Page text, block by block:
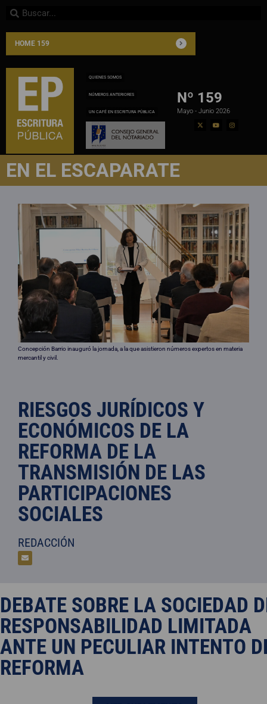
HOME 159
QUIENES SOMOS
NÚMEROS ANTERIORES
UN CAFÉ EN ESCRITURA PÚBLICA
Nº 159
Mayo - Junio 2026
EN EL ESCAPARATE​
Concepción Barrio inauguró la jornada, a la que asistieron números expertos en materia
mercantil y civil.
RIESGOS JURÍDICOS Y
ECONÓMICOS DE LA
REFORMA DE LA
TRANSMISIÓN DE LAS
PARTICIPACIONES
SOCIALES
REDACCIÓN
DEBATE SOBRE LA SOCIEDAD
RESPONSABILIDAD LIMITADA
ANTE UN PECULIAR INTENTO
REFORMA